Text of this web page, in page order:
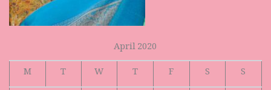
April 2020
M
T W T F S
S